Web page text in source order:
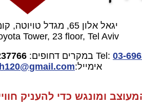
יגאל אלון 65, מגדל טויוטה, קומה 23, תל-אביב
Tower, 23 floor, Tel Aviv
03-
Tel: במקרים דחופים:
אימייל:E-mail:gmail.com
ומונגש כדי להעניק